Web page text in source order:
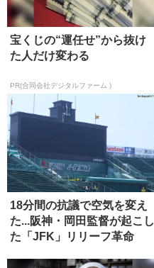
宝くじの“運任せ”から抜け
た人だけ変わる
PR(合同会社デジタルファーム )
18分間の抗議で空気を変え
た...阪神・岡田監督が起こし
た「JFK」リリーフ革命